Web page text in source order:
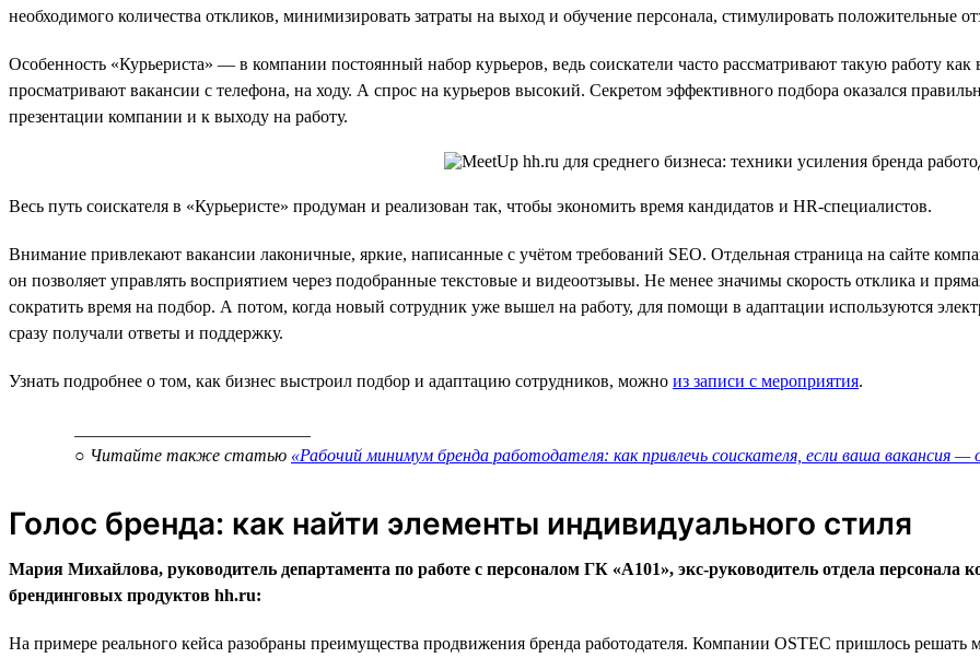
необходимого количества откликов, минимизировать затраты на выход и обучение персонала, стимулировать положительные
Особенность «Курьериста» — в компании постоянный набор курьеров, ведь соискатели часто рассматривают такую работу
просматривают вакансии с телефона, на ходу. А спрос на курьеров высокий. Секретом эффективного подбора оказался
презентации компании и к выходу на работу.
Весь путь соискателя в «Курьеристе» продуман и реализован так, чтобы экономить время кандидатов и HR-специалистов.
Внимание привлекают вакансии лаконичные, яркие, написанные с учётом требований SEO. Отдельная страница на сайте
он позволяет управлять восприятием через подобранные текстовые и видеоотзывы. Не менее значимы скорость отклика и
сократить время на подбор. А потом, когда новый сотрудник уже вышел на работу, для помощи в адаптации используются
сразу получали ответы и поддержку.
Узнать подробнее о том, как бизнес выстроил подбор и адаптацию сотрудников, можно из записи с мероприятия.
○ Читайте также статью «Рабочий минимум бренда работодателя: как привлечь соискателя, если ваша вакансия —
Голос бренда: как найти элементы индивидуального стиля
Мария Михайлова, руководитель департамента по работе с персоналом ГК «А101», экс-руководитель отдела
брендинговых продуктов hh.ru:
На примере реального кейса разобраны преимущества продвижения бренда работодателя. Компании OSTEC пришлось решать